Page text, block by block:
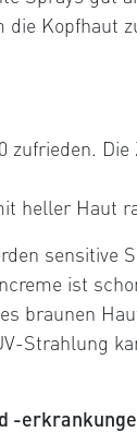
Kopfhaut
heller Haut
sensitive
ist
braunen
Strahlung
-